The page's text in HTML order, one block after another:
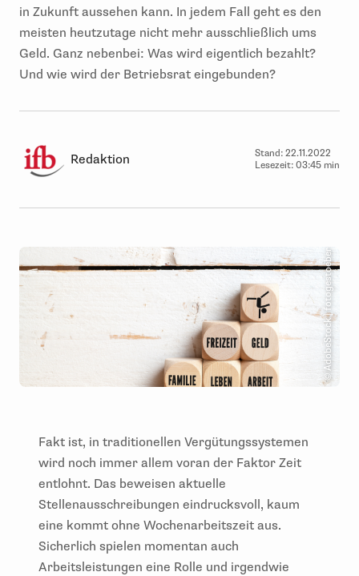
in Zukunft aussehen kann. In jedem Fall geht es den
meisten heutzutage nicht mehr ausschließlich ums
Geld. Ganz nebenbei: Was wird eigentlich bezahlt?
Und wie wird der Betriebsrat eingebunden?
Redaktion Stand: 22.11.2022
Lesezeit: 03:45 min
© AdobeStock | fotogestoeber
Fakt ist, in traditionellen Vergütungssystemen
wird noch immer allem voran der Faktor Zeit
entlohnt. Das beweisen aktuelle
Stellenausschreibungen eindrucksvoll, kaum
eine kommt ohne Wochenarbeitszeit aus.
Sicherlich spielen momentan auch
Arbeitsleistungen eine Rolle und irgendwie